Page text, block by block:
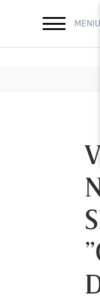
MENIU
SÂMBĂTĂ 08